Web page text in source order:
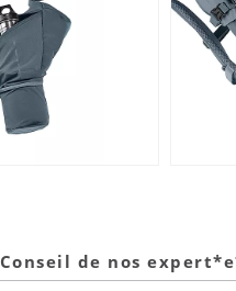
Conseil de nos